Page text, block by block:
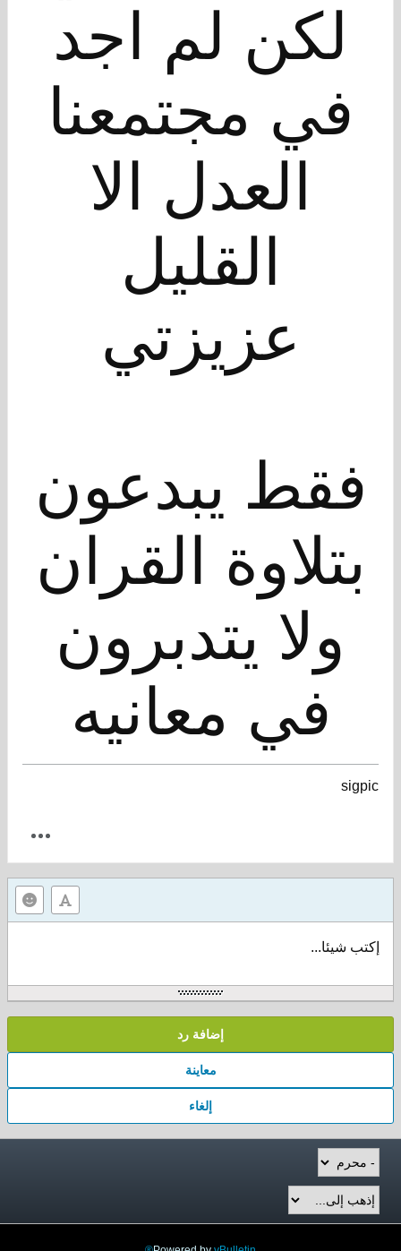
لكن لم اجد
في مجتمعنا
العدل الا
القليل
عزيزتي
فقط يبدعون
بتلاوة القران
ولا يتدبرون
في معانيه
sigpic
إكتب شيئا...
إضافة رد
معاينة
إلغاء